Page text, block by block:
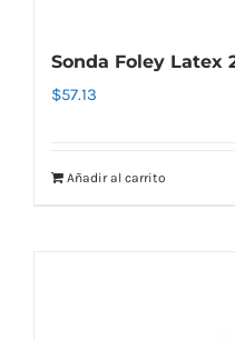
Sonda Foley Latex
$57.13
Añadir al carrito